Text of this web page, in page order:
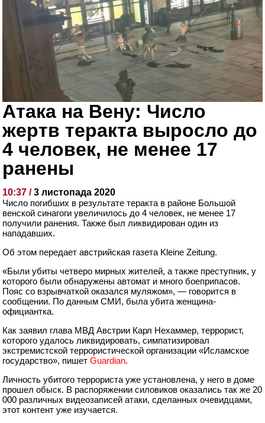
Атака на Вену: Число
жертв теракта выросло до
4 человек, не менее 17
ранены
10:37 /3 листопада 2020
Число погибших в результате теракта в районе Большой
венской синагоги увеличилось до 4 человек, не менее 17
получили ранения. Также был ликвидирован один из
нападавших.
Об этом передает австрийская газета Kleine Zeitung.
«Были убиты четверо мирных жителей, а также преступник, у
которого были обнаружены автомат и много боеприпасов.
Пояс со взрывчаткой оказался муляжом», — говорится в
сообщении. По данным СМИ, была убита женщина-
официантка.
Как заявил глава МВД Австрии Карл Нехаммер, террорист,
которого удалось ликвидировать, симпатизировал
экстремистской террористической организации «Исламское
государство», пишетGuardian.
Личность убитого террориста уже установлена, у него в доме
прошел обыск. В распоряжении силовиков оказались так же 20
000 различных видеозаписей атаки, сделанных очевидцами,
этот контент уже изучается.